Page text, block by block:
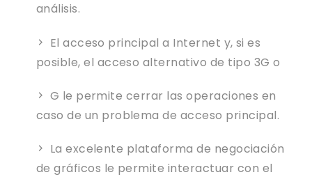
análisis.
El acceso principal a Internet y, si es
posible, el acceso alternativo de tipo 3G o
G le permite cerrar las operaciones en
caso de un problema de acceso principal.
La excelente plataforma de negociación
de gráficos le permite interactuar con el